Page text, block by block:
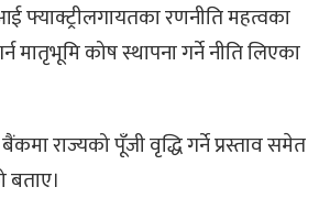
फ्याक्ट्रीलगायतका रणनीति महत्वका
मातृभूमि कोष स्थापना गर्ने नीति लिएका
बैंकमा राज्यको पूँजी वृद्धि गर्ने प्रस्ताव समेत